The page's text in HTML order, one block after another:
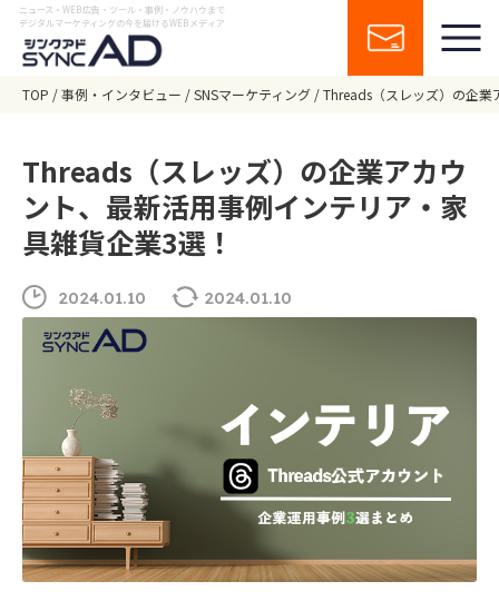
ニュース・WEB広告・ツール・事例・ノウハウまで
デジタルマーケティングの今を届けるWEBメディア
TOP 事例・インタビュー SNSマーケティング Threads（スレッズ）の企
Threads（スレッズ）の企業アカウ
ント、最新活用事例インテリア・家
具雑貨企業3選！
2024.01.10 2024.01.10